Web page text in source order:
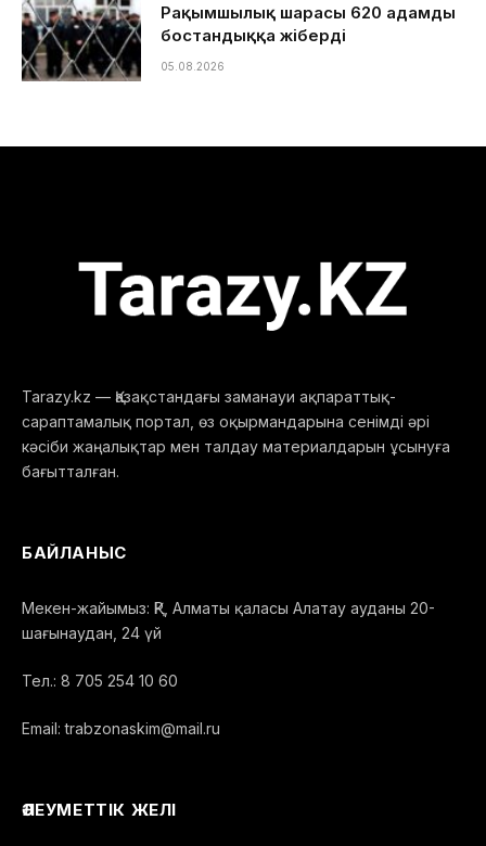
Рақымшылық шарасы 620 адамды
бостандыққа жіберді
05.08.2026
Tarazy.kz — Қазақстандағы заманауи ақпараттық-
сараптамалық портал, өз оқырмандарына сенімді әрі
кәсіби жаңалықтар мен талдау материалдарын ұсынуға
бағытталған.
БАЙЛАНЫС
Мекен-жайымыз: ҚР, Алматы қаласы Алатау ауданы 20-
шағынаудан, 24 үй
Тел.: 8 705 254 10 60
Email: trabzonaskim@mail.ru
ӘЛЕУМЕТТІК ЖЕЛІ